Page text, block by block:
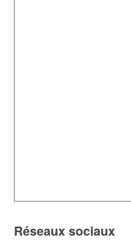
Réseaux sociaux